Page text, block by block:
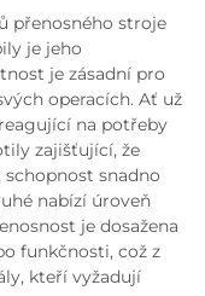
přenosného stroje
je jeho
je zásadní pro
operacích. Ať už
na potřeby
zajišťující, že
snadno
nabízí úroveň
je dosažena
funkčnosti, což z
kteří vyžadují